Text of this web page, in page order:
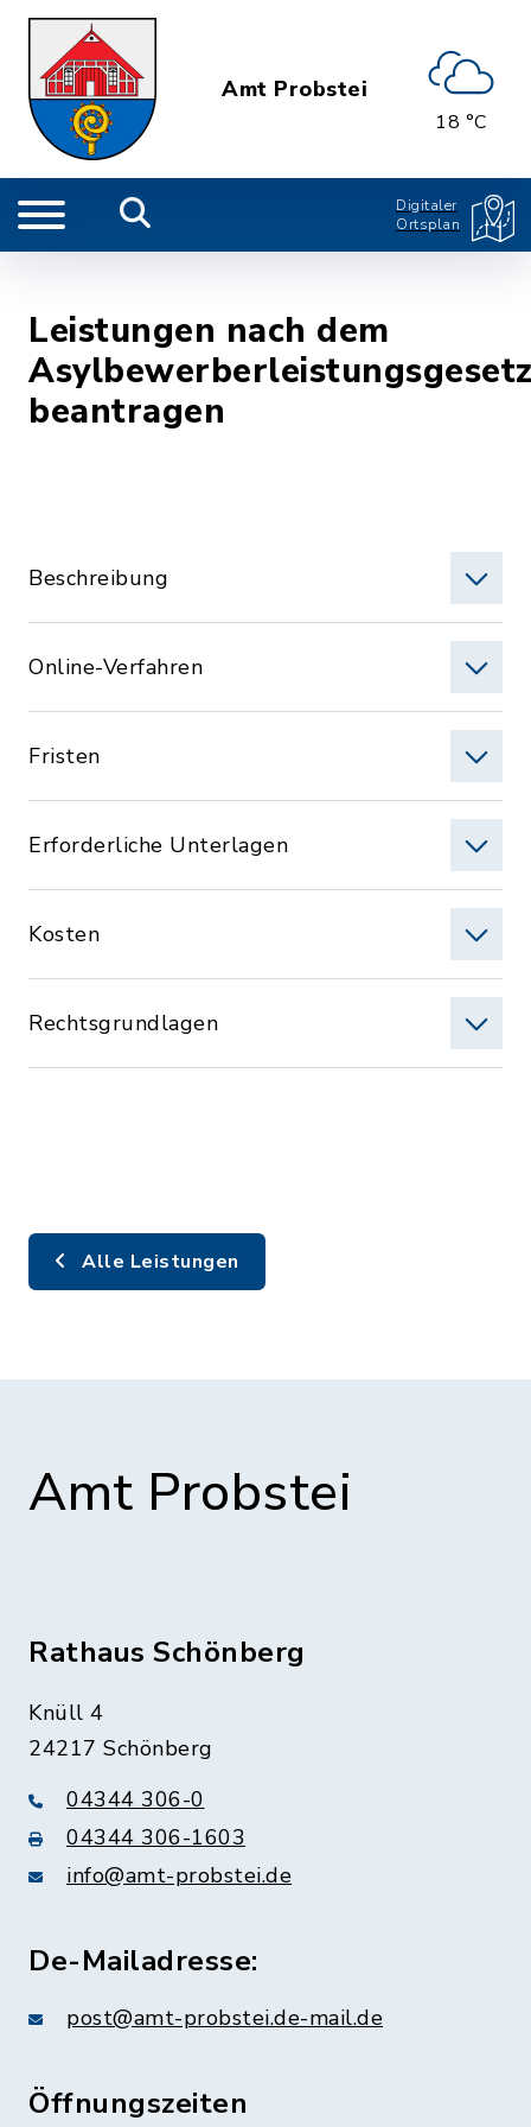
Amt Probstei
18 °C
Digitaler
Ortsplan
Leistungen nach dem
beantragen
Beschreibung
Online-Verfahren
Fristen
Erforderliche Unterlagen
Kosten
Rechtsgrundlagen
Alle Leistungen
Amt Probstei
Rathaus Schönberg
Knüll 4
24217 Schönberg
04344 306-0
04344 306-1603
info@amt-probstei.de
De-Mailadresse:
post@amt-probstei.de-mail.de
Öffnungszeiten